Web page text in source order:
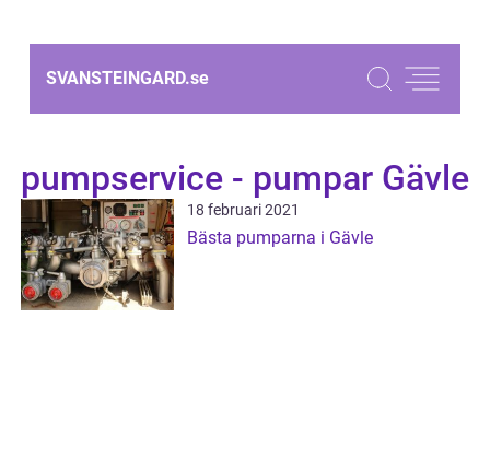
SVANSTEINGARD.se
pumpservice - pumpar Gävle
18 februari 2021
Bästa pumparna i Gävle